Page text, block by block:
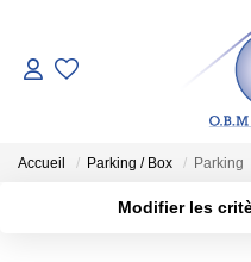
Accueil Parking / Box Parking
Modifier les